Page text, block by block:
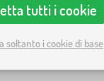
tutti i cookie
soltanto i cookie di base